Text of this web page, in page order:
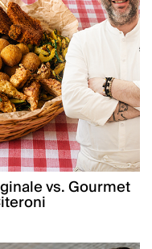
vs. Gourmet